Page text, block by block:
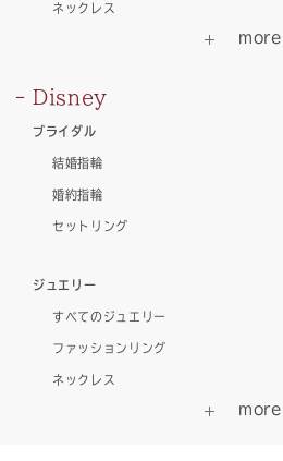
ネックレス
Disney
ブライダル
結婚指輪
婚約指輪
セットリング
ジュエリー
すべてのジュエリー
ファッションリング
ネックレス